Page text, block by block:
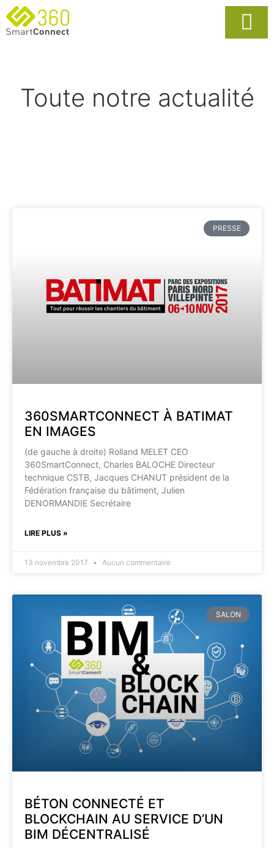
Toute notre actualité
PRESSE
360SMARTCONNECT À BATIMAT
EN IMAGES
(de gauche à droite) Rolland MELET CEO
360SmartConnect, Charles BALOCHE Directeur
technique CSTB, Jacques CHANUT président de la
Fédération française du bâtiment, Julien
DENORMANDIE Secrétaire
LIRE PLUS »
13 novembre 2017 Aucun commentaire
SALON
BÉTON CONNECTÉ ET
BLOCKCHAIN AU SERVICE D’UN
BIM DÉCENTRALISÉ